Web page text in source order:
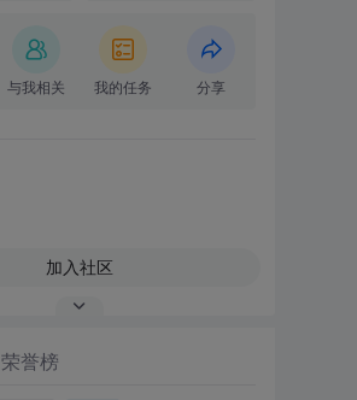
与我相关 我的任务 分享
加入社区
荣誉榜